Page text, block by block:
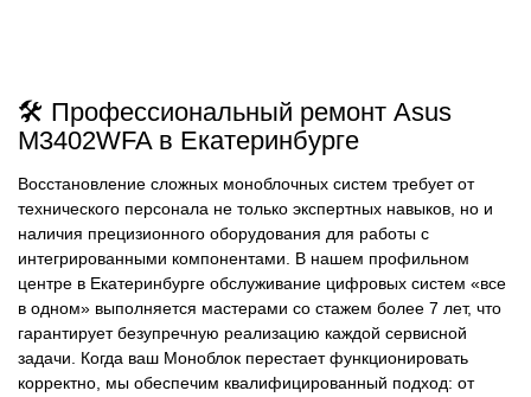
🛠️ Профессиональный ремонт Asus
M3402WFA в Екатеринбурге
Восстановление сложных моноблочных систем требует от
технического персонала не только экспертных навыков, но и
наличия прецизионного оборудования для работы с
интегрированными компонентами. В нашем профильном
центре в Екатеринбурге обслуживание цифровых систем «все
в одном» выполняется мастерами со стажем более 7 лет, что
гарантирует безупречную реализацию каждой сервисной
задачи. Когда ваш Моноблок перестает функционировать
корректно, мы обеспечим квалифицированный подход: от